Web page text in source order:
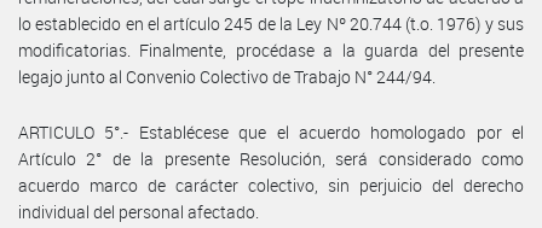
lo establecido en el artículo 245 de la Ley Nº 20.744 (t.o. 1976) y sus
modificatorias. Finalmente, procédase a la guarda del presente
legajo junto al Convenio Colectivo de Trabajo N° 244/94.
ARTICULO 5°.- Establécese que el acuerdo homologado por el
Artículo 2° de la presente Resolución, será considerado como
acuerdo marco de carácter colectivo, sin perjuicio del derecho
individual del personal afectado.